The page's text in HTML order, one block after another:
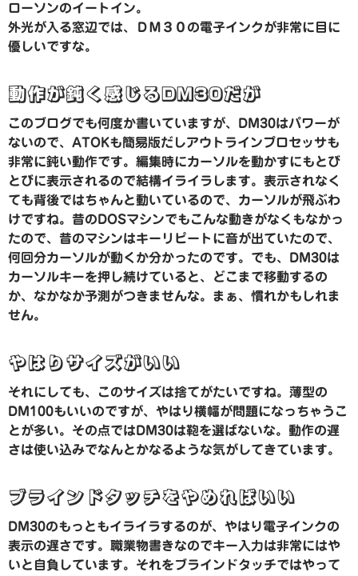
ローソンのイートイン。
外光が入る窓辺では、ＤＭ３０の電子インクが非常に目に
優しいですな。
動作が鈍く感じるDM30だが
このブログでも何度か書いていますが、DM30はパワーが
ないので、ATOKも簡易版だしアウトラインプロセッサも
非常に鈍い動作です。編集時にカーソルを動かすにもとび
とびに表示されるので結構イライラします。表示されなく
ても背後ではちゃんと動いているので、カーソルが飛ぶわ
けですね。昔のDOSマシンでもこんな動きがなくもなかっ
たので、昔のマシンはキーリピートに音が出ていたので、
何回分カーソルが動くか分かったのです。でも、DM30は
カーソルキーを押し続けていると、どこまで移動するの
か、なかなか予測がつきませんな。まぁ、慣れかもしれま
せん。
やはりサイズがいい
それにしても、このサイズは捨てがたいですね。薄型の
DM100もいいのですが、やはり横幅が問題になっちゃうこ
とが多い。その点ではDM30は鞄を選ばないな。動作の遅
さは使い込みでなんとかなるような気がしてきています。
ブラインドタッチをやめればいい
DM30のもっともイライラするのが、やはり電子インクの
表示の遅さです。職業物書きなのでキー入力は非常にはや
いと自負しています。それをブラインドタッチではやって